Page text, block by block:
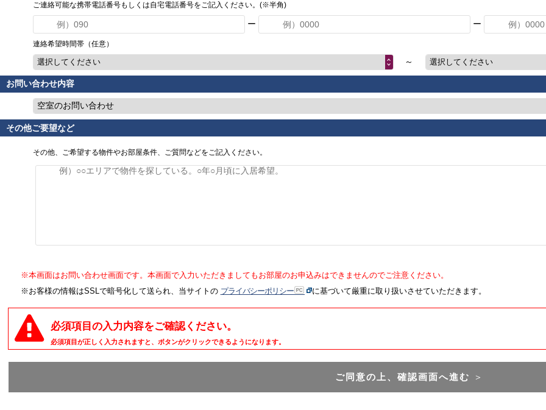
ご連絡可能な携帯電話番号もしくは自宅電話番号をご記入ください。(※半角)
ー ー
連絡希望時間帯（任意）
選択してください ～ 選択してください
お問い合わせ内容
空室のお問い合わせ
その他ご要望など
その他、ご希望する物件やお部屋条件、ご質問などをご記入ください。
※本画面はお問い合わせ画面です。本画面で入力いただきましてもお部屋のお申込みはできませんのでご注意ください。
※お客様の情報はSSLで暗号化して送られ、当サイトの プライバシーポリシー に基づいて厳重に取り扱いさせていただきます。
必須項目の入力内容をご確認ください。
必須項目が正しく入力されますと、ボタンがクリックできるようになります。
ご同意の上、確認画面へ進む ＞